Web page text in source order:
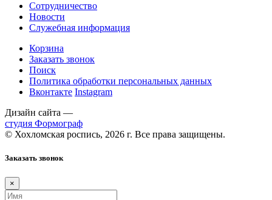
Сотрудничество
Новости
Служебная информация
Корзина
Заказать звонок
Поиск
Политика обработки персональных данных
Вконтакте Instagram
Дизайн сайта —
студия Формограф
© Хохломская роспись, 2026 г. Все права защищены.
Заказать звонок
×